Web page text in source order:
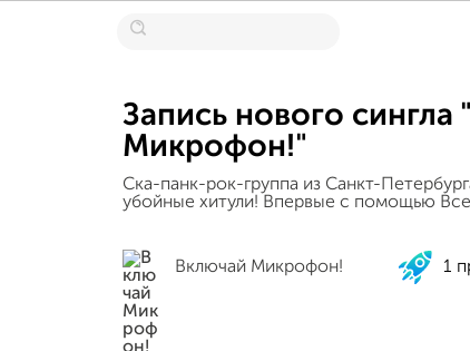
Запись нового сингла
Микрофон!"
Ска-панк-рок-группа из Санкт-
убойные хитули! Впервые с помощью
Включай Микрофон! 1